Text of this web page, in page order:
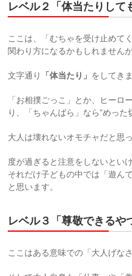
レベル２「体当たりして
ここは、「むちゃを受け止めて
関わり方になるかもしれませんが
文字通り 「体当たり」 をしてきま
「お相撲ごっこ」とか、ヒーロ
り、「ちゃんばら」なら”めった
大人は壊れないオモチャだと思
度が過ぎると注意をしないとい
それだけ子どもの中では「遊ん
と思います。
レベル３「尊敬できるや
ここはある意味での「大人げな